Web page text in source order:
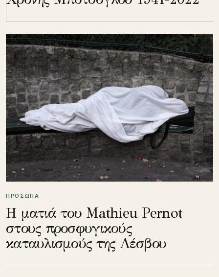
ΠΡΟΣΩΠΑ
Η ματιά του Mathieu Pernot
στους προσφυγικούς
καταυλισμούς της Λέσβου